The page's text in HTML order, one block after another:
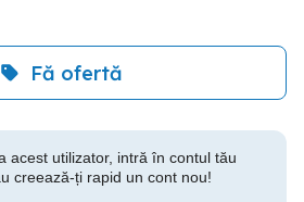
Fă ofertă
acest utilizator, intră în contul tău
creează-ți rapid un cont nou!